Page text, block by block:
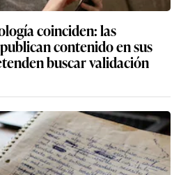
coinciden: las
contenido en sus
buscar validación